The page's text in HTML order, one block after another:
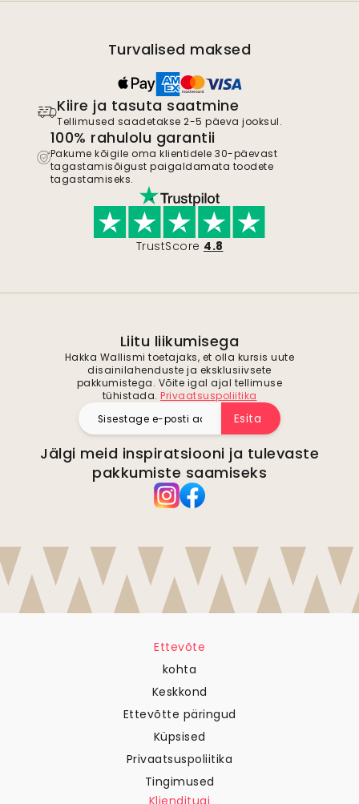
Turvalised maksed
Kiire ja tasuta saatmine
Tellimused saadetakse 2-5 päeva jooksul.
100% rahulolu garantii
Pakume kõigile oma klientidele 30-päevast
tagastamisõigust paigaldamata toodete
tagastamiseks.
TrustScore 4.8
Liitu liikumisega
Hakka Wallismi toetajaks, et olla kursis uute
disainilahenduste ja eksklusiivsete
pakkumistega. Võite igal ajal tellimuse
tühistada. Privaatsuspoliitika
Esita
Jälgi meid inspiratsiooni ja tulevaste
pakkumiste saamiseks
Ettevõte
kohta
Keskkond
Ettevõtte päringud
Küpsised
Privaatsuspoliitika
Tingimused